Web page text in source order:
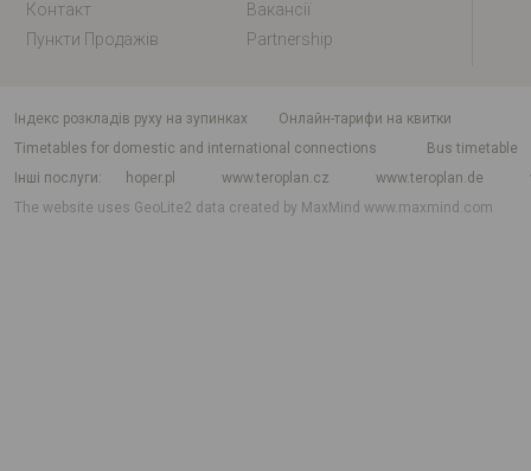
Контакт
Вакансії
Пункти Продажів
Partnership
індекс розкладів руху на зупинках
Онлайн-тарифи на квитки
Timetables for domestic and international connections
Bus timetable
Інші послуги
hoper.pl www.teroplan.cz www.teroplan.de
The website uses GeoLite2 data created by MaxMindwww.maxmind.com